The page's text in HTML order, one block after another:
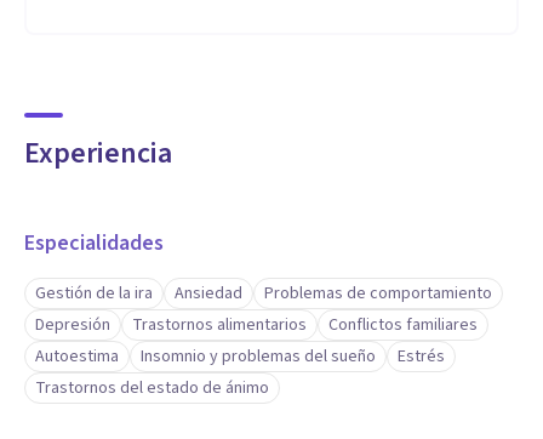
Experiencia
Especialidades
Gestión de la ira Ansiedad
Problemas de comportamiento
Depresión
Trastornos alimentarios
Conflictos familiares
Autoestima
Insomnio y problemas del sueño
Estrés
Trastornos del estado de ánimo